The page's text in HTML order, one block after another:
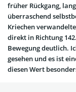
früher Rückgang,
überraschend
Kriechen
direkt in Richtung
Bewegung deutlich.
gesehen und es ist
diesen Wert